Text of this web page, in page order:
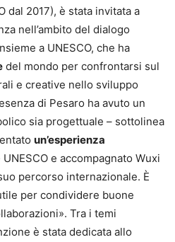
dal 2017), è stata invitata a
nell’ambito del dialogo
a UNESCO, che ha
del mondo per confrontarsi sul
e creative nello sviluppo
di Pesaro ha avuto un
sia progettuale – sottolinea
un’esperienza
e accompagnato Wuxi
percorso internazionale. È
per condividere buone
Tra i temi
è stata dedicata allo